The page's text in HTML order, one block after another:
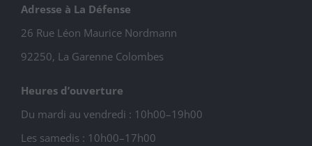
Adresse à La Défense
26 Rue Léon Maurice Nordmann
92250, La Garenne Colombes
Heures d’ouverture
Du mardi au vendredi : 10h00–19h00
Les samedis : 10h00–17h00